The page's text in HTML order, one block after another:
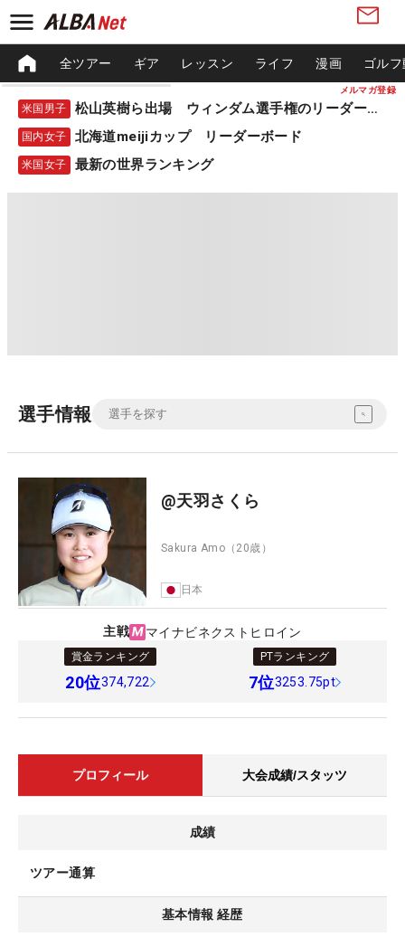
メルマガ登録
全ツアー ギア レッスン ライフ 漫画 ゴル
米国男子 松山英樹ら出場 ウィンダム選手権のリーダーボード
国内女子 北海道meijiカップ リーダーボード
米国女子 最新の世界ランキング
選手情報
@天羽さくら
Sakura Amo （20歳）
日本
主戦 マイナビネクストヒロイン
賞金ランキング
20位374,722
PTランキング
7位3253.75pt
プロフィール 大会成績/スタッツ
成績
ツアー通算
基本情報 経歴